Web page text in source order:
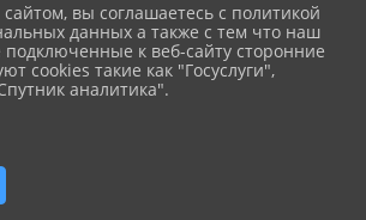
персональных данных
вы соглашаетесь с политикой
данных а также с тем что наш
подключенные к веб-сайту сторонние
cookies такие как "Госуслуги",
аналитика".